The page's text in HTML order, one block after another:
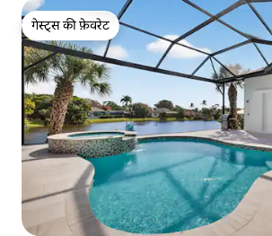
गेस्ट्स की फ़ेवरेट
गेस्ट्स की फ़ेवरेट